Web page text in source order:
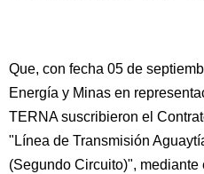
Que, con fecha 05 de
Energía y Minas en
TERNA suscribieron el
"Línea de Transmisión
(Segundo Circuito)",